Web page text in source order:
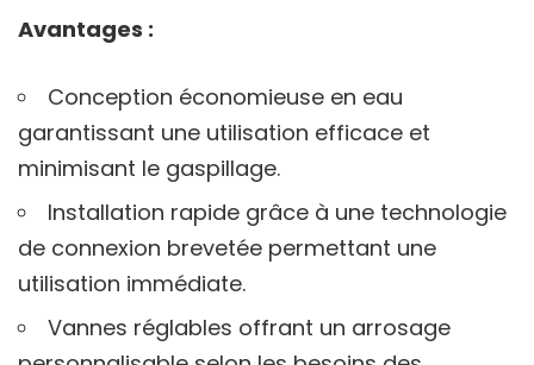
Avantages :
Conception économieuse en eau
garantissant une utilisation efficace et
minimisant le gaspillage.
Installation rapide grâce à une technologie
de connexion brevetée permettant une
utilisation immédiate.
Vannes réglables offrant un arrosage